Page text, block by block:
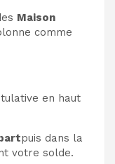
Maison
comme
en haut
puis dans la
votre solde.